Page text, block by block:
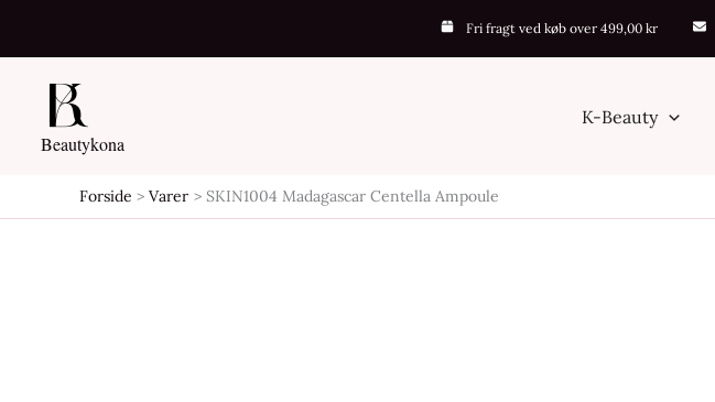
Fri fragt ved køb over 499,00 kr
Beautykona
K-Beauty
Forside Varer SKIN1004 Madagascar Centella Ampoule